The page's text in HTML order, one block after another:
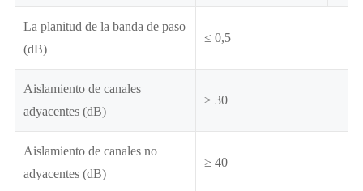
La planitud de la banda de paso
(dB)
≤ 0,5
Aislamiento de canales
adyacentes (dB)
≥ 30
Aislamiento de canales no
adyacentes (dB)
≥ 40